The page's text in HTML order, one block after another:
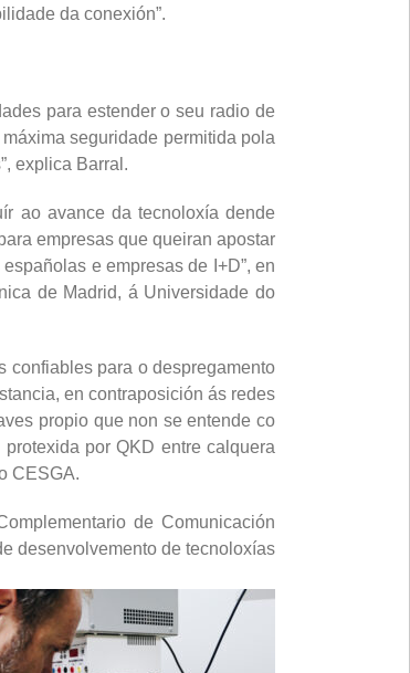
da conexión”.
para estender o seu radio de
seguridade permitida pola
explica Barral.
ao avance da tecnoloxía dende
empresas que queiran apostar
e empresas de I+D”, en
de Madrid, á Universidade do
confiables para o despregamento
en contraposición ás redes
propio que non se entende co
por QKD entre calquera
CESGA.
de Comunicación
desenvolvemento de tecnoloxías